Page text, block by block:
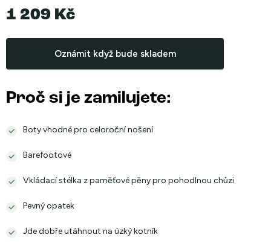
1 209 Kč
cena:
Oznámit když bude skladem
Proč si je zamilujete:
Boty vhodné pro celoroční nošení
Barefootové
Vkládací stélka z paměťové pěny pro pohodlnou chůzi
Pevný opatek
Jde dobře utáhnout na úzký kotník